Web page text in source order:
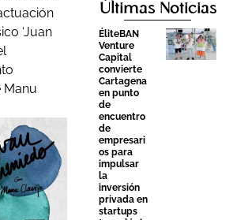
‘Juan
Manu
Últimas Noticias
ÉliteBAN
Venture
Capital
convierte
Cartagena
en punto
de
encuentro
de
empresari
os para
impulsar
la
inversión
privada en
startups